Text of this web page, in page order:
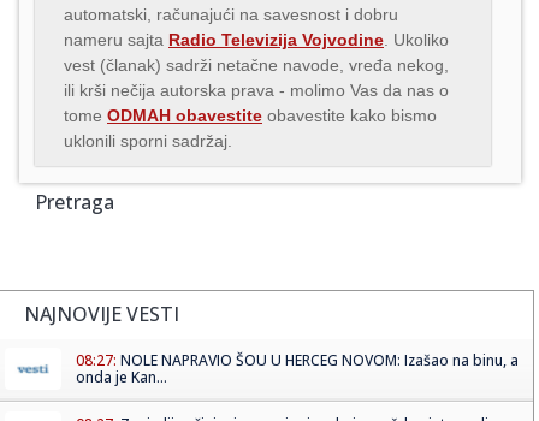
automatski, računajući na savesnost i dobru
nameru sajta Radio Televizija Vojvodine . Ukoliko
vest (članak) sadrži netačne navode, vređa nekog,
ili krši nečija autorska prava - molimo Vas da nas o
tome ODMAH obavestite obavestite kako bismo
uklonili sporni sadržaj.
Pretraga
NAJNOVIJE VESTI
08:27: NOLE NAPRAVIO ŠOU U HERCEG NOVOM: Izašao na binu, a
onda je Kan...